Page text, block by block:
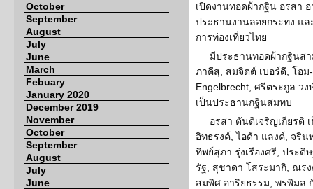
October
September
August
July
June
March
Febuary
January 2020
December 2019
November
October
September
August
July
June
เปิดงานทอดผ้ากฐิน อรสา
ประธานงานลอยกระทง แ
การท่องเที่ยวไทย
มีประธานทอดผ้ากฐินส
ภาคีสุ, สมจิตต์ เบอร์ดี, โอ
Engelbrecht, ศรีตระกูล
เป็นประธานกฐินสมทบ
อรสา ตันติเจริญเกียรติ
อิทธรงค์, ไอด้า แลงค์, จริน
ทิพย์สุภา รุ่งเรืองศรี, ประดิ
รัฐ, สุชาดา โสระมากิ, ณร
สมพิศ อาริยธรรม, พรพิมล